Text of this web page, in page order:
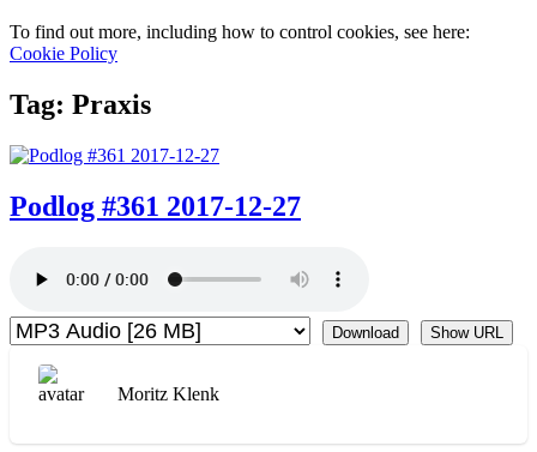
To find out more, including how to control cookies, see here:
Cookie Policy
Tag: Praxis
Podlog #361 2017-12-27
Download Show URL
Moritz Klenk